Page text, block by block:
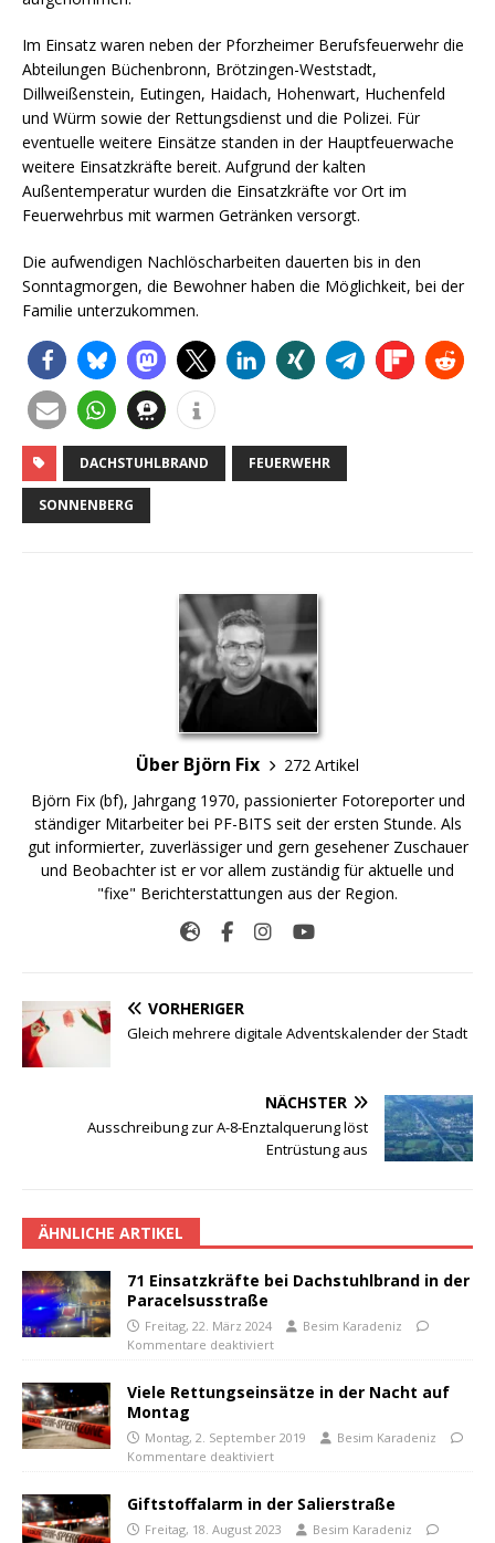
Im Einsatz waren neben der Pforzheimer Berufsfeuerwehr die
Abteilungen Büchenbronn, Brötzingen-Weststadt,
Dillweißenstein, Eutingen, Haidach, Hohenwart, Huchenfeld
und Würm sowie der Rettungsdienst und die Polizei. Für
eventuelle weitere Einsätze standen in der Hauptfeuerwache
weitere Einsatzkräfte bereit. Aufgrund der kalten
Außentemperatur wurden die Einsatzkräfte vor Ort im
Feuerwehrbus mit warmen Getränken versorgt.
Die aufwendigen Nachlöscharbeiten dauerten bis in den
Sonntagmorgen, die Bewohner haben die Möglichkeit, bei der
Familie unterzukommen.
DACHSTUHLBRAND FEUERWEHR
SONNENBERG
Über Björn Fix
272 Artikel
Björn Fix (bf), Jahrgang 1970, passionierter Fotoreporter und
ständiger Mitarbeiter bei PF-BITS seit der ersten Stunde. Als
gut informierter, zuverlässiger und gern gesehener Zuschauer
und Beobachter ist er vor allem zuständig für aktuelle und
"fixe" Berichterstattungen aus der Region.
VORHERIGER
Gleich mehrere digitale Adventskalender der Stadt
NÄCHSTER
Ausschreibung zur A-8-Enztalquerung löst
Entrüstung aus
ÄHNLICHE ARTIKEL
71 Einsatzkräfte bei Dachstuhlbrand in der
Paracelsusstraße
Freitag, 22. März 2024
Besim Karadeniz
Kommentare deaktiviert
Viele Rettungseinsätze in der Nacht auf
Montag
Montag, 2. September 2019
Besim Karadeniz
Kommentare deaktiviert
Giftstoffalarm in der Salierstraße
Freitag, 18. August 2023
Besim Karadeniz